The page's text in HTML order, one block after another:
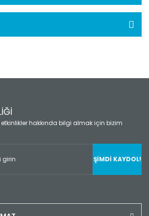
etkinlikler hakkında bilgi almak için bizim
ŞİMDİ KAYDOL!